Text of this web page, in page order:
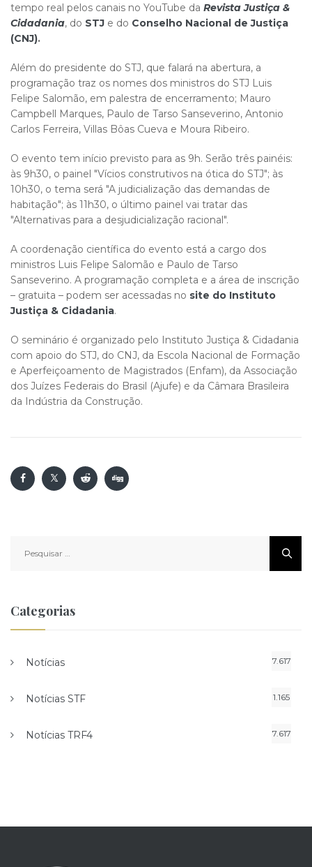
tempo real pelos canais no YouTube da Revista Justiça &
Cidadania, do STJ e do Conselho Nacional de Justiça
(CNJ).
Além do presidente do STJ, que falará na abertura, a
programação traz os nomes dos ministros do STJ Luis
Felipe Salomão, em palestra de encerramento; Mauro
Campbell Marques, Paulo de Tarso Sanseverino, Antonio
Carlos Ferreira, Villas Bôas Cueva e Moura Ribeiro.
O evento tem início previsto para as 9h. Serão três painéis:
às 9h30, o painel "Vícios construtivos na ótica do STJ"; às
10h30, o tema será "A judicialização das demandas de
habitação"; às 11h30, o último painel vai tratar das
"Alternativas para a desjudicialização racional".
A coordenação científica do evento está a cargo dos
ministros Luis Felipe Salomão e Paulo de Tarso
Sanseverino. A programação completa e a área de inscrição
– gratuita – podem ser acessadas no site do Instituto
Justiça & Cidadania.
O seminário é organizado pelo Instituto Justiça & Cidadania
com apoio do STJ, do CNJ, da Escola Nacional de Formação
e Aperfeiçoamento de Magistrados (Enfam), da Associação
dos Juízes Federais do Brasil (Ajufe) e da Câmara Brasileira
da Indústria da Construção.
por:
Categorias
Notícias 7.617
Notícias STF 1.165
Notícias TRF4 7.617